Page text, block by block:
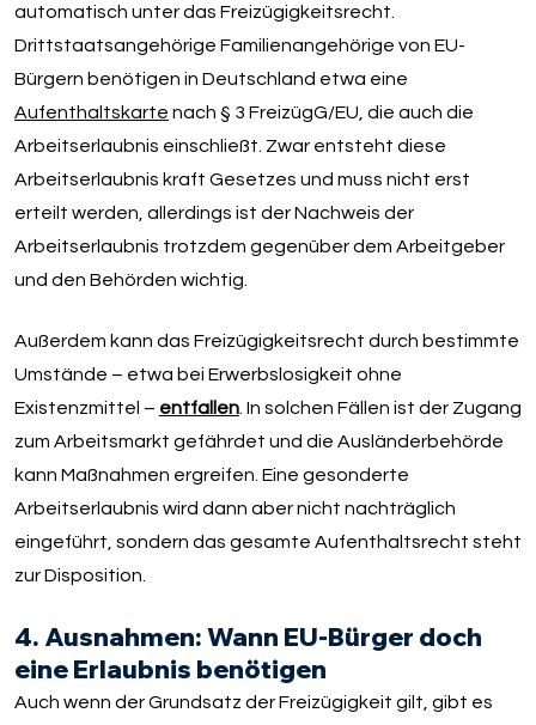
automatisch unter das Freizügigkeitsrecht.
Drittstaatsangehörige Familienangehörige von EU-
Bürgern benötigen in Deutschland etwa eine
Aufenthaltskarte nach § 3 FreizügG/EU, die auch die
Arbeitserlaubnis einschließt. Zwar entsteht diese
Arbeitserlaubnis kraft Gesetzes und muss nicht erst
erteilt werden, allerdings ist der Nachweis der
Arbeitserlaubnis trotzdem gegenüber dem Arbeitgeber
und den Behörden wichtig.
Außerdem kann das Freizügigkeitsrecht durch bestimmte
Umstände – etwa bei Erwerbslosigkeit ohne
Existenzmittel – entfallen. In solchen Fällen ist der Zugang
zum Arbeitsmarkt gefährdet und die Ausländerbehörde
kann Maßnahmen ergreifen. Eine gesonderte
Arbeitserlaubnis wird dann aber nicht nachträglich
eingeführt, sondern das gesamte Aufenthaltsrecht steht
zur Disposition.
4. Ausnahmen: Wann EU-Bürger doch
eine Erlaubnis benötigen
Auch wenn der Grundsatz der Freizügigkeit gilt, gibt es